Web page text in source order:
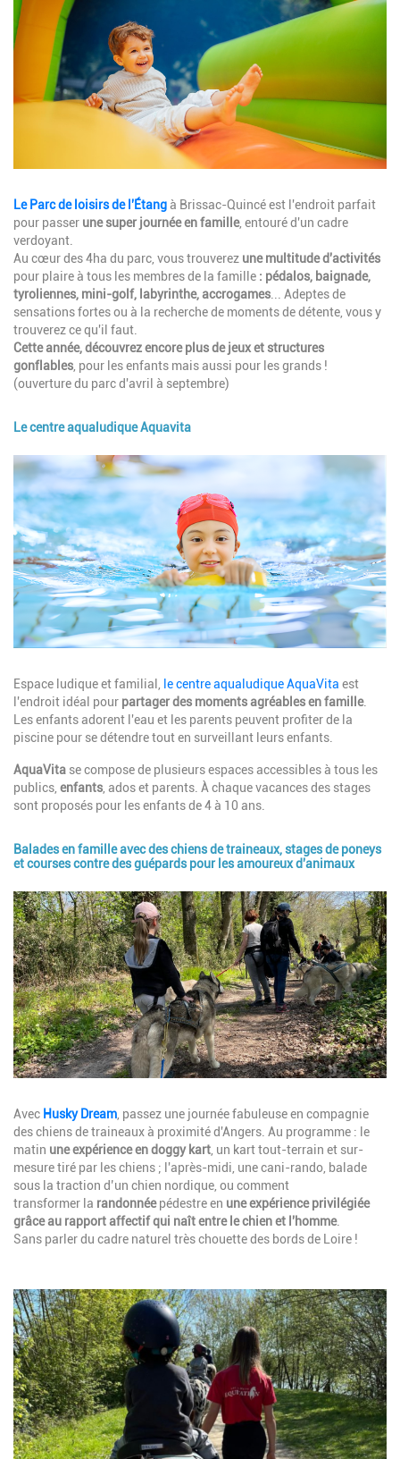
Description
Le Parc de loisirs de l'Étangà Brissac-Quincé est l'endroit parfait
pour passer une super journée en famille, entouré d'un cadre
verdoyant.
Au cœur des 4ha du parc, vous trouverez une multitude d'activités
pour plaire à tous les membres de la famille : pédalos, baignade,
tyroliennes, mini-golf, labyrinthe, accrogames ... Adeptes de
sensations fortes ou à la recherche de moments de détente, vous y
trouverez ce qu'il faut.
Cette année, découvrez encore plus de jeux et structures
gonflables , pour les enfants mais aussi pour les grands !
(ouverture du parc d'avril à septembre)
Le centre aqualudique Aquavita
Image
Description
Espace ludique et familial, le centre aqualudique AquaVita est
l'endroit idéal pour partager des moments agréables en famille.
Les enfants adorent l'eau et les parents peuvent profiter de la
piscine pour se détendre tout en surveillant leurs enfants.
AquaVita se compose de plusieurs espaces accessibles à tous les
publics, enfants , ados et parents. À chaque vacances des stages
sont proposés pour les enfants de 4 à 10 ans.
Balades en famille avec des chiens de traineaux, stages de poneys
et courses contre des guépards pour les amoureux d'animaux
Image
Description
Avec Husky Dream , passez une journée fabuleuse en compagnie
des chiens de traineaux à proximité d'Angers. Au programme : le
matin une expérience en doggy kart , un kart tout-terrain et sur-
mesure tiré par les chiens ; l'après-midi, une cani-rando, balade
sous la traction d’un chien nordique, ou comment
transformer la randonnéepédestre en une expérience privilégiée
grâce au rapport affectif qui naît entre le chien et l'homme.
Sans parler du cadre naturel très chouette des bords de Loire !
Image